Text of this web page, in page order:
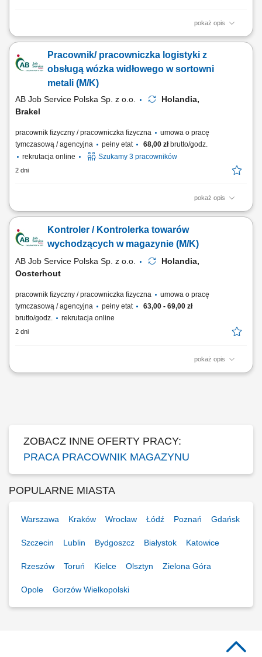
pokaż opis
Zakres obowiązków: Zbieranie zamówień za pomocą skanera;
wymagamy uprawnień ani doświadczenia; Rozładunek, kontrola i
załadunek kontenerów / ciężarówek Zabezpieczanie / foliowanie palet;
Zapewnienie ogólnego wsparcia...
Pracownik/ pracowniczka logistyki z
obsługą wózka widłowego w sortowni
metali (M/K)
AB Job Service Polska Sp. z o.o.
Holandia,
Brakel
pracownik fizyczny / pracowniczka fizyczna
umowa o pracę
tymczasową / agencyjna
pełny etat 68,00 złbrutto/godz.
rekrutacja online
Szukamy 3 pracowników
2 dni
pokaż opis
Dla naszego Klienta – nowoczesnej firmy, specjalizującej się w
kandydatów na stanowisko wszechstronnego pracownika/pracowniczki
logistyki z obsługą wózka widłowego. Zakres obowiązków Zarządzanie
Kontroler / Kontrolerka towarów
wychodzących w magazynie (M/K)
AB Job Service Polska Sp. z o.o.
Holandia,
Oosterhout
pracownik fizyczny / pracowniczka fizyczna
umowa o pracę
tymczasową / agencyjna
pełny etat
63,00 - 69,00 zł
brutto/godz.
rekrutacja online
2 dni
pokaż opis
Nasz Klient to to nowoczesna firma logistyczna z siedzibą w Oosterhout
ZOBACZ INNE OFERTY PRACY:
PRACA PRACOWNIK MAGAZYNU
POPULARNE MIASTA
Warszawa Kraków Wrocław Łódź Poznań Gdańsk
Szczecin Lublin Bydgoszcz Białystok Katowice
Rzeszów Toruń Kielce Olsztyn Zielona Góra
Opole Gorzów Wielkopolski